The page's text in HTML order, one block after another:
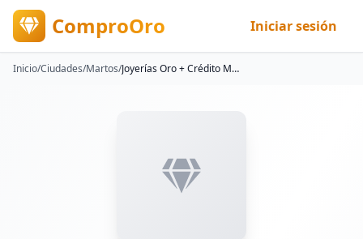
ComproOro Iniciar sesión
Inicio/Ciudades/Martos/ Joyerías Oro + Crédito Martos